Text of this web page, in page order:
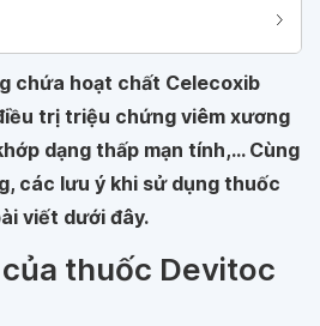
chứa hoạt chất Celecoxib
trị triệu chứng viêm xương
dạng thấp mạn tính,... Cùng
các lưu ý khi sử dụng thuốc
viết dưới đây.
thuốc Devitoc